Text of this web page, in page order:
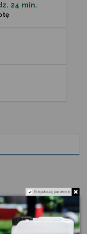
24 min.
Nie pokazuj ponownie.